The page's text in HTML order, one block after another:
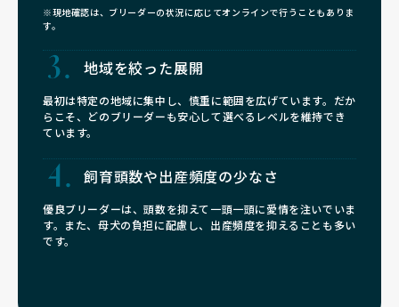
※現地確認は、ブリーダーの状況に応じてオンラインで行うこともありま
す。
地域を絞った展開
最初は特定の地域に集中し、慎重に範囲を広げています。だか
らこそ、どのブリーダーも安心して選べるレベルを維持でき
ています。
飼育頭数や出産頻度の少なさ
優良ブリーダーは、頭数を抑えて一頭一頭に愛情を注いでいま
す。また、母犬の負担に配慮し、出産頻度を抑えることも多い
です。